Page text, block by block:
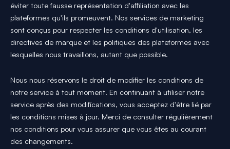
éviter toute fausse représentation d'affiliation avec les
plateformes qu'ils promeuvent. Nos services de marketing
sont conçus pour respecter les conditions d'utilisation, les
directives de marque et les politiques des plateformes avec
lesquelles nous travaillons, autant que possible.
Nous nous réservons le droit de modifier les conditions de
notre service à tout moment. En continuant à utiliser notre
service après des modifications, vous acceptez d'être lié par
les conditions mises à jour. Merci de consulter régulièrement
nos conditions pour vous assurer que vous êtes au courant
des changements.